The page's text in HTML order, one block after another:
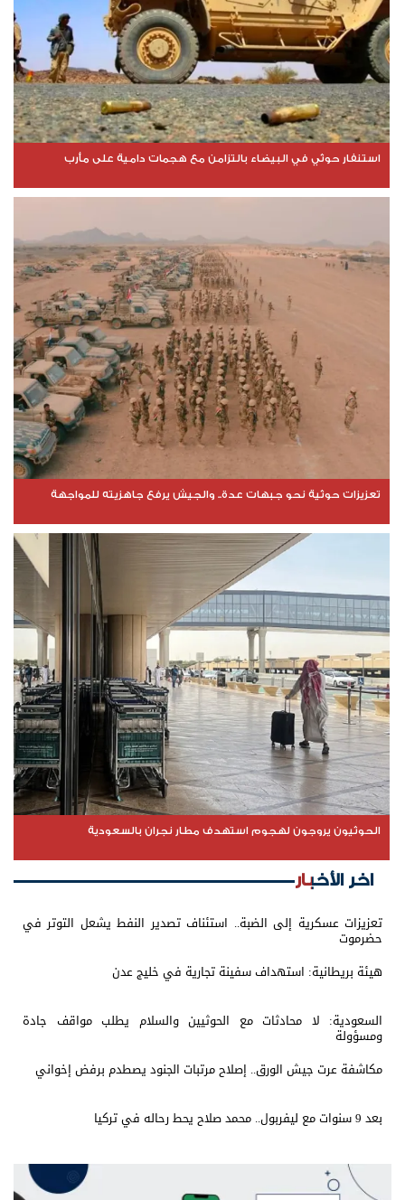
استنفار حوثي في البيضاء بالتزامن مع هجمات دامية على مأرب
تعزيزات حوثية نحو جبهات عدة.. والجيش يرفع جاهزيته للمواجهة
الحوثيون يروجون لهجوم استهدف مطار نجران بالسعودية
اخر الأخبار
تعزيزات عسكرية إلى الضبة.. استئناف تصدير النفط يشعل التوتر في
حضرموت
هيئة بريطانية: استهداف سفينة تجارية في خليج عدن
السعودية: لا محادثات مع الحوثيين والسلام يطلب مواقف جادة
ومسؤولة
مكاشفة عرت جيش الورق.. إصلاح مرتبات الجنود يصطدم برفض إخواني
بعد 9 سنوات مع ليفربول.. محمد صلاح يحط رحاله في تركيا